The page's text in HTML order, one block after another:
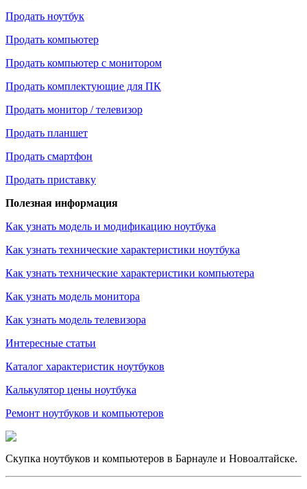
Продать ноутбук
Продать компьютер
Продать компьютер с монитором
Продать комплектующие для ПК
Продать монитор / телевизор
Продать планшет
Продать смартфон
Продать приставку
Полезная информация
Как узнать модель и модификацию ноутбука
Как узнать технические характеристики ноутбука
Как узнать технические характеристики компьютера
Как узнать модель монитора
Как узнать модель телевизора
Интересные статьи
Каталог характеристик ноутбуков
Калькулятор цены ноутбука
Ремонт ноутбуков и компьютеров
Скупка ноутбуков и компьютеров в Барнауле и Новоалтайске.